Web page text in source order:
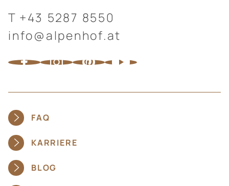
T +43 5287 8550
info@alpenhof.at
FAQ
KARRIERE
BLOG